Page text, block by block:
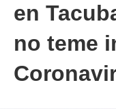
en
no teme